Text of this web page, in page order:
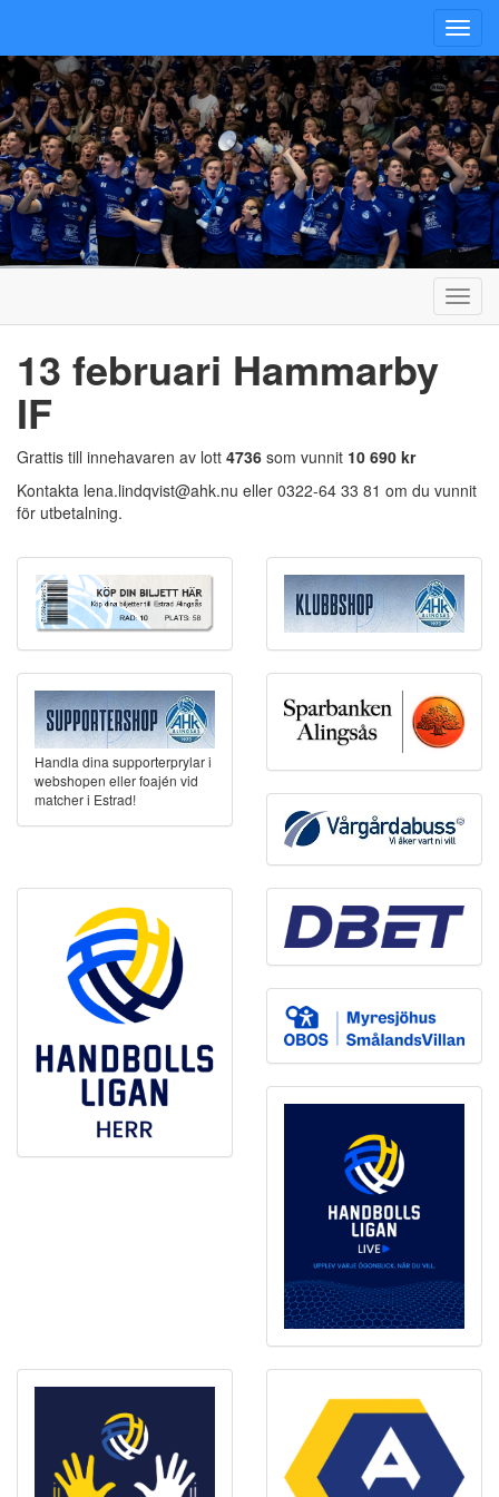
13 februari Hammarby
IF
Grattis till innehavaren av lott 4736 som vunnit 10 690 kr
Kontakta lena.lindqvist@ahk.nu eller 0322-64 33 81 om du vunnit
för utbetalning.
Handla dina supporterprylar i
webshopen eller foajén vid
matcher i Estrad!